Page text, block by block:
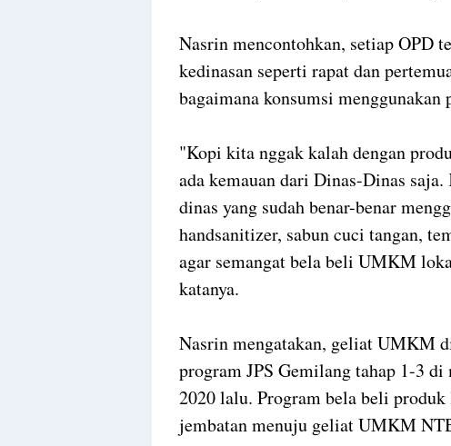
Nasrin mencontohkan, setiap OPD
kedinasan seperti rapat dan
bagaimana konsumsi
"Kopi kita nggak kalah dengan
ada kemauan dari Dinas-Dinas
dinas yang sudah benar-benar
handsanitizer, sabun cuci tangan,
agar semangat bela beli UMKM
katanya.
Nasrin mengatakan, geliat UMKM
program JPS Gemilang tahap 1-3
2020 lalu. Program bela beli
jembatan menuju geliat UMKM